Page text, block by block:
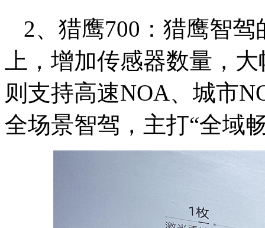
2、猎鹰700：猎鹰智
上，增加传感器数量，
则支持高速NOA、城市
全场景智驾，主打“全域